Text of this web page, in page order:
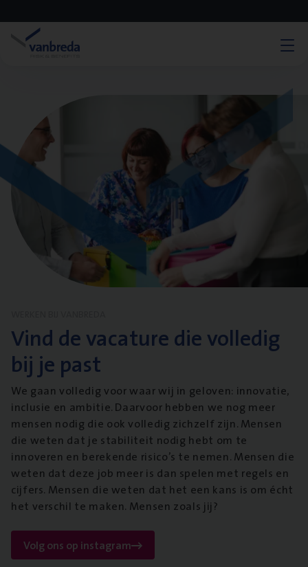
Vind de vacature die volledig
bij je past
We gaan volledig voor waar wij in geloven: innovatie,
inclusie en ambitie. Daarvoor hebben we nog meer
mensen nodig die ook volledig zichzelf zijn. Mensen
die weten dat je stabiliteit nodig hebt om te
innoveren en berekende risico’s te nemen. Mensen die
weten dat deze job meer is dan spelen met regels en
cijfers. Mensen die weten dat het een kans is om écht
het verschil te maken. Mensen zoals jij?
Volg ons op instagram